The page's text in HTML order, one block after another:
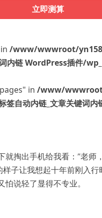
/www/wwwroot/
内链 WordPress插件/
in /www/
动内链_文章关键词内
掏出手机给我看：”老师
样子让我想起十年前刚入
说轻了显得不专业。